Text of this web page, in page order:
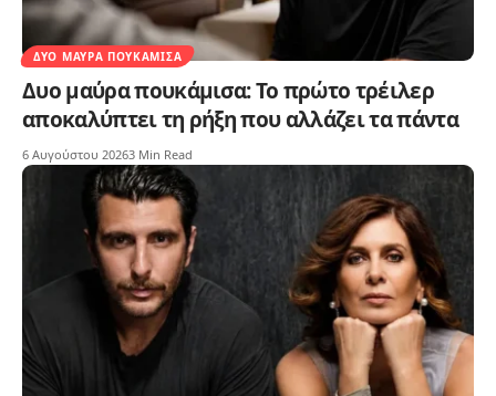
ΔΥΟ ΜΑΎΡΑ ΠΟΥΚΆΜΙΣΑ
Δυο μαύρα πουκάμισα: Το πρώτο τρέιλερ
αποκαλύπτει τη ρήξη που αλλάζει τα πάντα
6 Αυγούστου 20263 Min Read